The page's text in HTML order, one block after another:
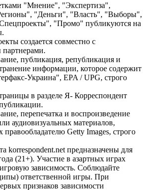
"Мнение", "Экспертиза",
"Деньги", "Власть", "Выборы",
"Промо" публикуются на
создается совместно с
публикация, републикация и
информации, которое содержит
Украина", EPA / UPG, строго
в разделе Я- Корреспондент
перепечатка и воспроизведение
аудиовизуальных материалов,
Getty Images, строго
korrespondent.net предназначены для
(21+). Участие в азартных играх
зависимость. Соблюдайте
ответственной игры. При
признаков зависимости